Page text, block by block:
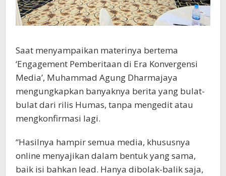
Saat menyampaikan materinya bertema
‘Engagement Pemberitaan di Era Konvergensi
Media’, Muhammad Agung Dharmajaya
mengungkapkan banyaknya berita yang bulat-
bulat dari rilis Humas, tanpa mengedit atau
mengkonfirmasi lagi.
“Hasilnya hampir semua media, khususnya
online menyajikan dalam bentuk yang sama,
baik isi bahkan lead. Hanya dibolak-balik saja,